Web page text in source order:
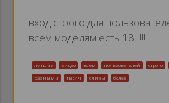
вход строго для
всем моделям есть 18+!!!
лучшие видео всем пользователей строго
разными
тысяч сливы более